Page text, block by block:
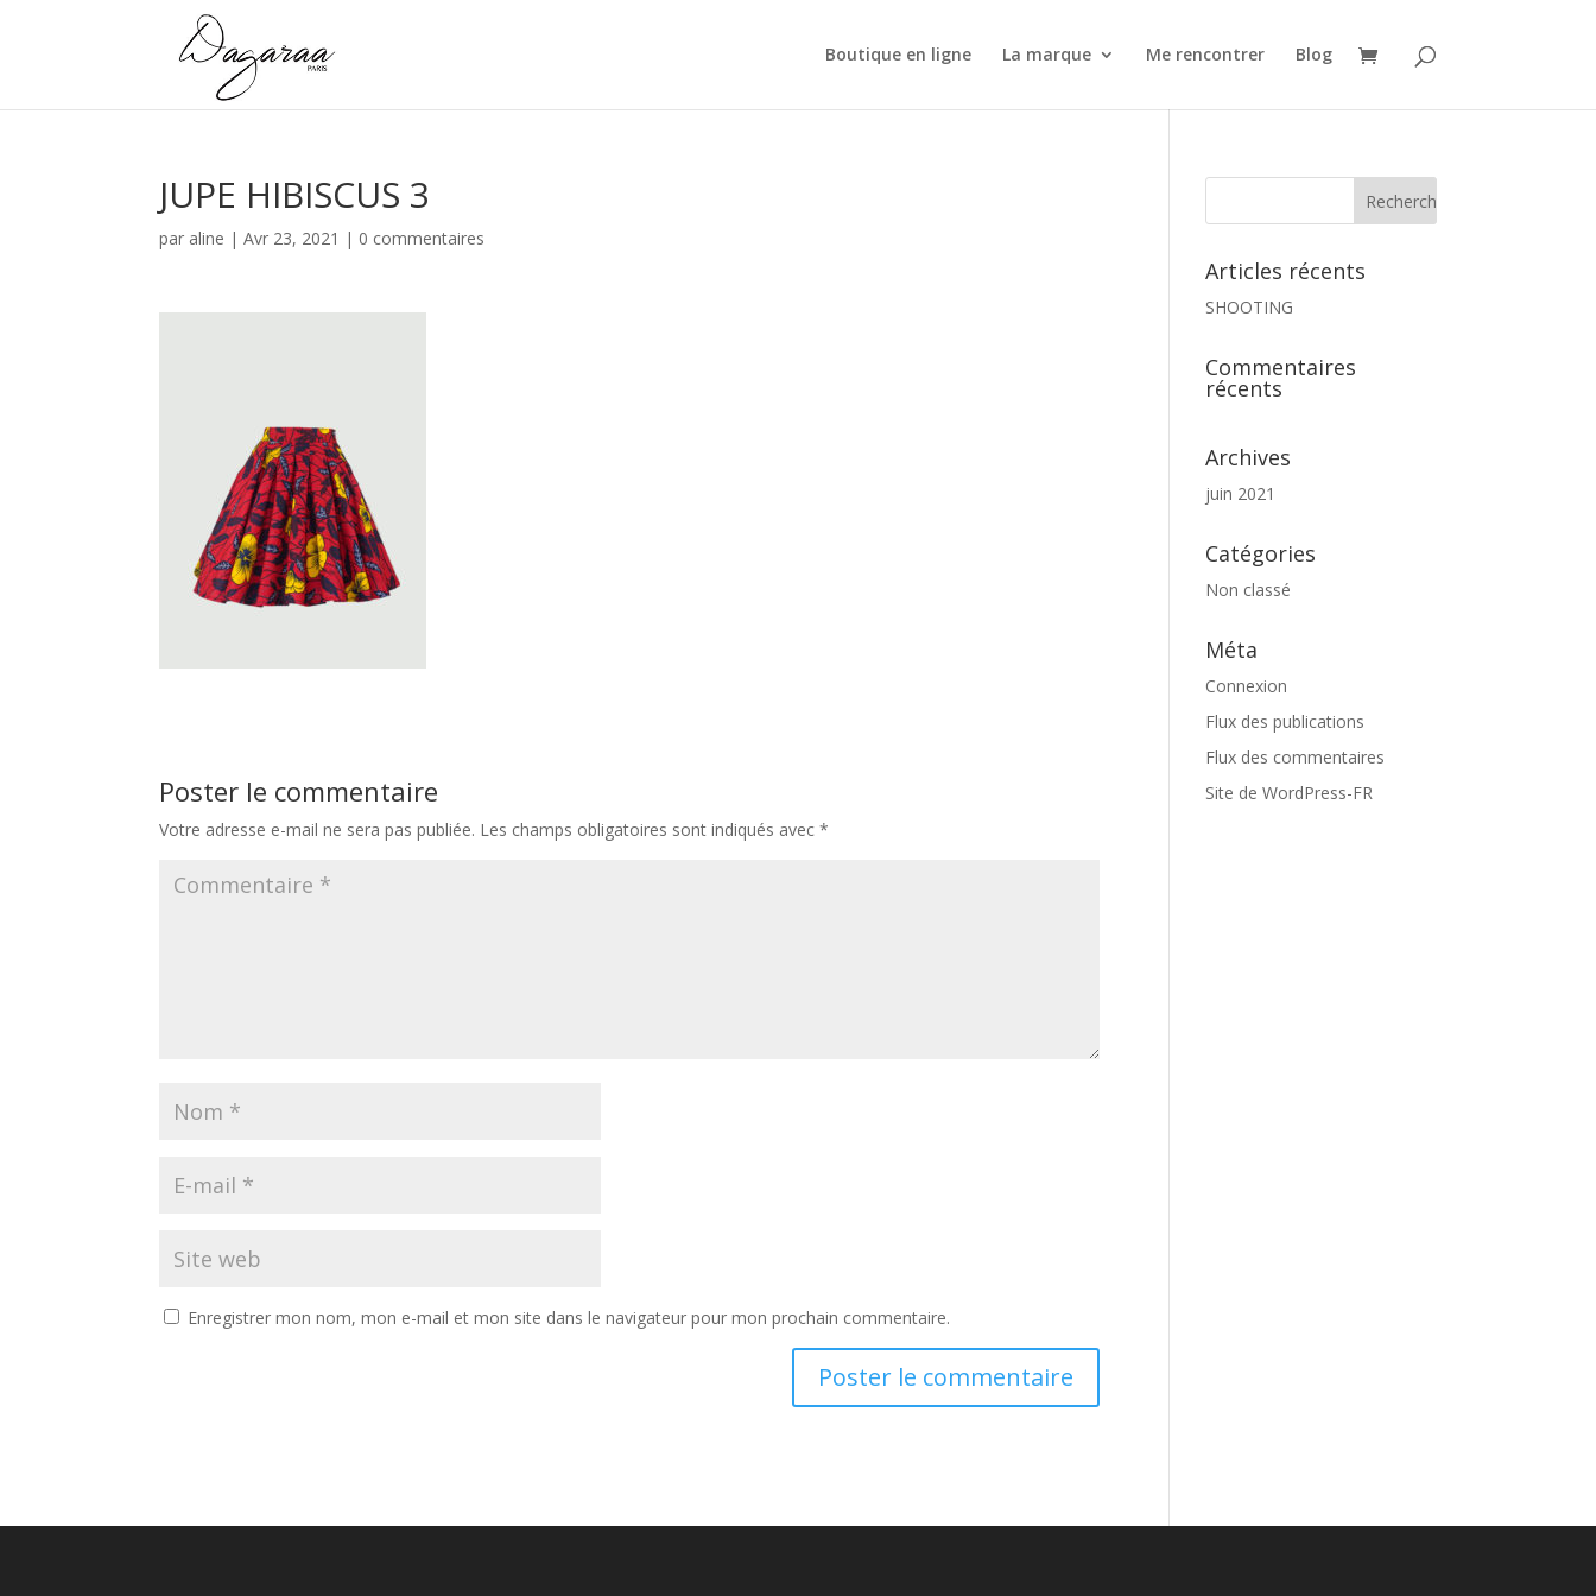
Boutique en ligne La marque Me rencontrer Blog
JUPE HIBISCUS 3
par aline |Avr 23, 2021 | 0 commentaires
Poster le commentaire
Votre adresse e-mail ne sera pas publiée. Les champs obligatoires sont indiqués avec*
Enregistrer mon nom, mon e-mail et mon site dans le navigateur pour mon prochain commentaire.
Articles récents
SHOOTING
Commentaires
récents
Archives
juin 2021
Catégories
Non classé
Méta
Connexion
Flux des publications
Flux des commentaires
Site de WordPress-FR